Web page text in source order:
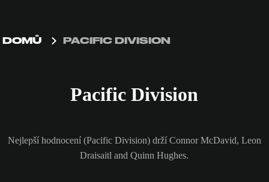
DOMŮ PACIFIC DIVISION
Pacific Division
Nejlepší hodnocení (Pacific Division) drží Connor McDavid, Leon
Draisaitl and Quinn Hughes.